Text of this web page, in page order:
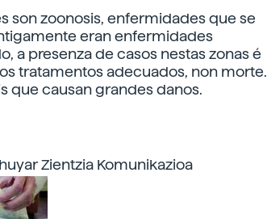
son zoonosis, enfermidades que se
eran enfermidades
a presenza de casos nestas zonas é
tratamentos adecuados, non morte.
que causan grandes danos.
Zientzia Komunikazioa